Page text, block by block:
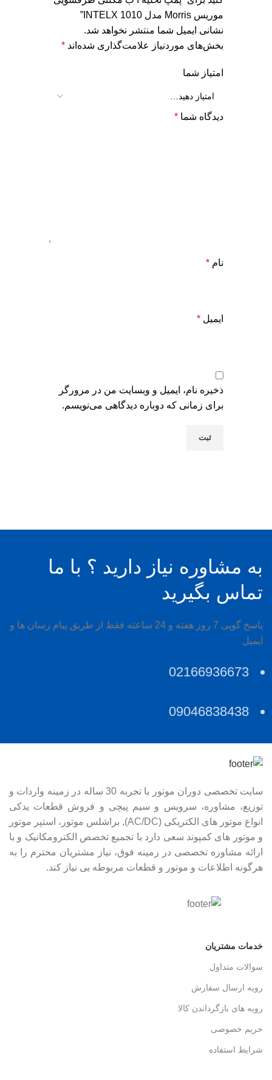
موریس Morris مدل INTELX 1010”
نشانی ایمیل شما منتشر نخواهد شد.
بخش‌های موردنیاز علامت‌گذاری شده‌اند *
امتیاز شما
دیدگاه شما *
نام *
ایمیل *
ذخیره نام، ایمیل و وبسایت من در مرورگر
برای زمانی که دوباره دیدگاهی می‌نویسم.
به مشاوره نیاز دارید ؟ با ما
تماس بگیرید
پاسخ گویی 7 روز هفته و 24 ساعته فقط از طریق پیام رسان ها و
ایمیل
02166936673
09046838438
سایت تخصصی دوران موتور با تجربه 30 ساله در زمینه واردات و
توزیع، مشاوره، سرویس و سیم پیچی و فروش قطعات یدکی
انواع موتور های الکتریکی (AC/DC), براشلس موتور، استپر موتور
و موتور های کمپوند سعی دارد با تجمیع تخصص الکترومکانیک و با
ارائه مشاوره تخصصی در زمینه فوق، نیاز مشتریان محترم را به
هرگونه اطلاعات و موتور و قطعات مربوطه بی نیاز کند.
خدمات مشتریان
سوالات متداول
رویه ارسال سفارش
رویه های بازگرداندن کالا
حریم خصوصی
شرایط استفاده